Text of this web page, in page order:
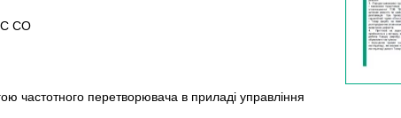
CO
частотного перетворювача в приладі управління